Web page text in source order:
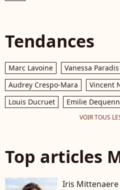
Tendances
Marc Lavoine Vanessa Paradis
Audrey Crespo-Mara
Vincent
Louis Ducruet
Emilie
VOIR TOUS
Top articles
Iris Mittenaere